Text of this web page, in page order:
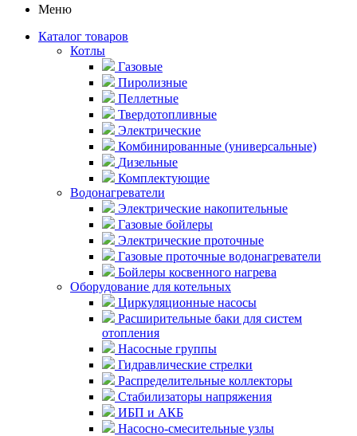
Меню
Каталог товаров
Котлы
Газовые
Пиролизные
Пеллетные
Твердотопливные
Электрические
Комбинированные (универсальные)
Дизельные
Комплектующие
Водонагреватели
Электрические накопительные
Газовые бойлеры
Электрические проточные
Газовые проточные водонагреватели
Бойлеры косвенного нагрева
Оборудование для котельных
Циркуляционные насосы
Расширительные баки для систем
отопления
Насосные группы
Гидравлические стрелки
Распределительные коллекторы
Стабилизаторы напряжения
ИБП и АКБ
Насосно-смесительные узлы